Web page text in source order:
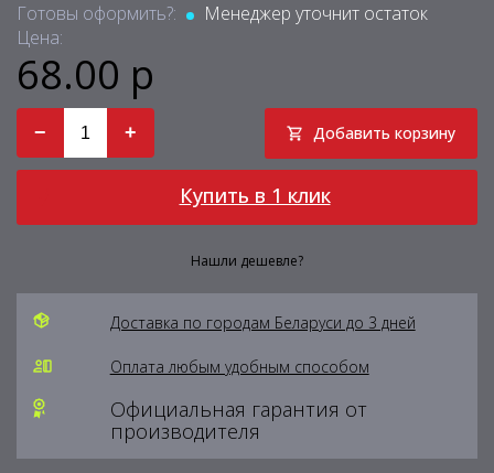
Готовы оформить?:
Менеджер уточнит остаток
Цена:
68.00 р
− + Добавить корзину
Купить в 1 клик
Нашли дешевле?
Доставка по городам Беларуси до 3 дней
Оплата любым удобным способом
Официальная гарантия от
производителя